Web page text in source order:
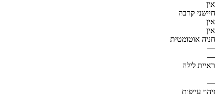
אין
חיישני קרבה
אין
אין
חניה אוטומטית
—
—
ראיית לילה
—
—
זיהוי עייפות